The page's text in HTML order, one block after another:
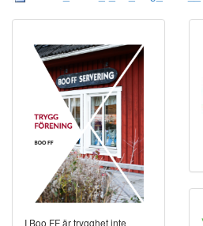
I Boo FF är trygghet inte